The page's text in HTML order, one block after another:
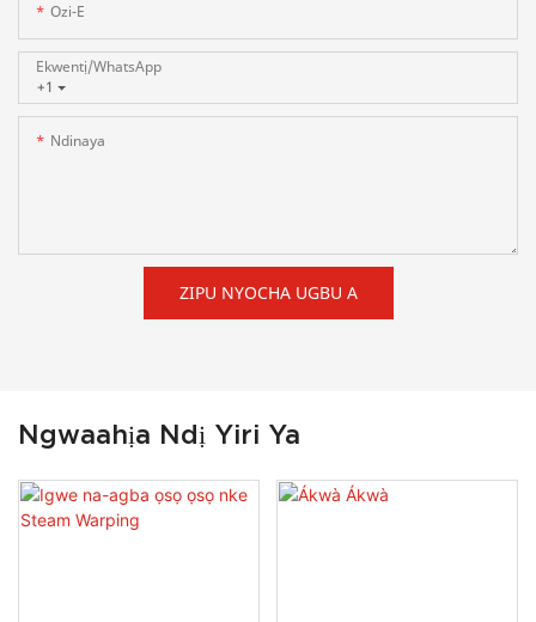
Ozi-E
+1
Ekwentị/WhatsApp
Ndinaya
ZIPU NYOCHA UGBU A
Ngwaahịa Ndị Yiri Ya